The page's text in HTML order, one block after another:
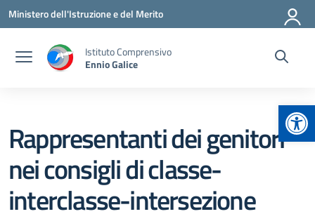
Vai ai contenuti
Vai al menu di navigazione
Vai al footer
Ministero dell'Istruzione e del Merito
Istituto Comprensivo
Ennio Galice
Rappresentanti dei genitori
nei consigli di classe-
interclasse-intersezione